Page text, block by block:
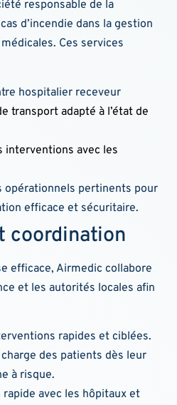
responsable de la
d’incendie dans la gestion
Ces services
hospitalier receveur
transport adapté à l’état de
interventions avec les
opérationnels pertinents pour
efficace et sécuritaire.
coordination
efficace, Airmedic collabore
et les autorités locales afin
rapides et ciblées.
des patients dès leur
à risque.
avec les hôpitaux et